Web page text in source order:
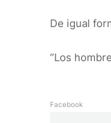
De igual
“Los
Facebook